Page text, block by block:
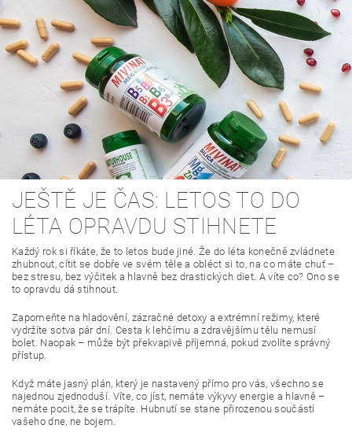
JEŠTĚ JE ČAS: LETOS TO DO
LÉTA OPRAVDU STIHNETE
Každý rok si říkáte, že to letos bude jiné. Že do léta konečně zvládnete
zhubnout, cítit se dobře ve svém těle a obléct si to, na co máte chuť –
bez stresu, bez výčitek a hlavně bez drastických diet. A víte co? Ono se
to opravdu dá stihnout.
Zapomeňte na hladovění, zázračné detoxy a extrémní režimy, které
vydržíte sotva pár dní. Cesta k lehčímu a zdravějšímu tělu nemusí
bolet. Naopak – může být překvapivě příjemná, pokud zvolíte správný
přístup.
Když máte jasný plán, který je nastavený přímo pro vás, všechno se
najednou zjednoduší. Víte, co jíst, nemáte výkyvy energie a hlavně –
nemáte pocit, že se trápíte. Hubnutí se stane přirozenou součástí
vašeho dne, ne bojem.